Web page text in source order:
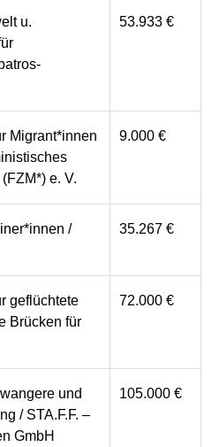
u.
53.933 €
Migrant*innen
e. V.
9.000 €
/
35.267 €
geflüchtete
Brücken für
72.000 €
und
/ STA.F.F. –
GmbH
105.000 €